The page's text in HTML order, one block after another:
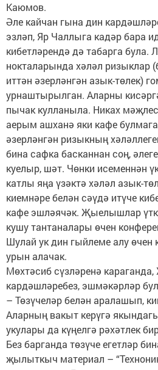
Каюмов.
Әле кайчан гына дин
эзләп, Яр Чаллыга кадәр бара
кибетләрендә дә табарга була.
нокталарында хәләл ризыклар
иттән әзерләнгән азык-төлек)
урнаштырылган. Аларны
пычак кулланыла. Никах
аерым ашханә яки кафе
әзерләнгән ризыкның
бина сафка басканнан соң,
куелыр, шәт. Чөнки исеменнән
катлы яңа үзәктә хәләл азык-
киемнәре белән сәүдә итүче
кафе эшләячәк. Җыелышлар
кушу тантаналары өчен
Шулай ук дин гыйлеме алу өчен
урын алачак.
Мөхтәсиб сүзләренә караганда,
кардәшләребез, эшмәкәрләр
– Төзүчеләр белән аралашып,
Аларның вакыт керүгә
укулары да күңелгә рәхәтлек
Без барганда төзүче егетләр
җылыткыч материал –